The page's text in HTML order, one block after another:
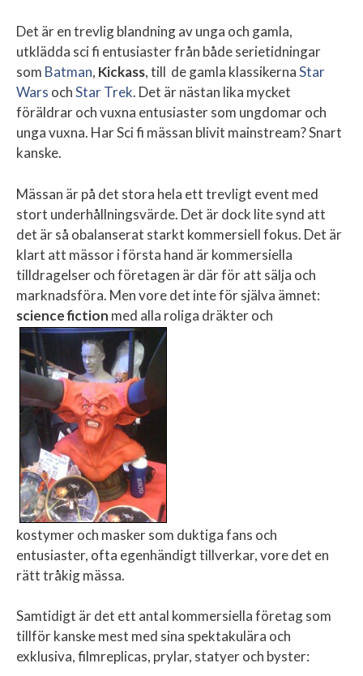
Det är en trevlig blandning av unga och gamla,
utklädda sci fi entusiaster från både serietidningar
som Batman, Kickass, till de gamla klassikernaStar
Wars ochStar Trek. Det är nästan lika mycket
föräldrar och vuxna entusiaster som ungdomar och
unga vuxna. Har Sci fi mässan blivit mainstream? Snart
kanske.
Mässan är på det stora hela ett trevligt event med
stort underhållningsvärde. Det är dock lite synd att
det är så obalanserat starkt kommersiell fokus. Det är
klart att mässor i första hand är kommersiella
tilldragelser och företagen är där för att sälja och
marknadsföra. Men vore det inte för själva ämnet:
science fiction med alla roliga dräkter och
kostymer och masker som duktiga fans och
entusiaster, ofta egenhändigt tillverkar, vore det en
rätt tråkig mässa.
Samtidigt är det ett antal kommersiella företag som
tillför kanske mest med sina spektakulära och
exklusiva, filmreplicas, prylar, statyer och byster: